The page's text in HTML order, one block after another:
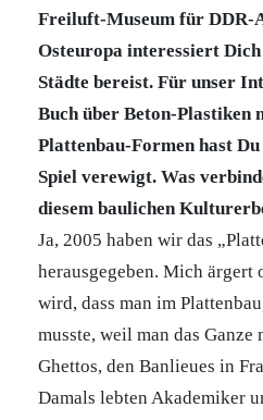
Freiluft-Museum für DDR-
Osteuropa interessiert
Städte bereist. Für unser
Buch über Beton-Plastiken
Plattenbau-Formen hast
Spiel verewigt. Was
diesem baulichen
Ja, 2005 haben wir das
herausgegeben. Mich ärgert
wird, dass man im
musste, weil man das Ganze
Ghettos, den Banlieues in
Damals lebten Akademiker